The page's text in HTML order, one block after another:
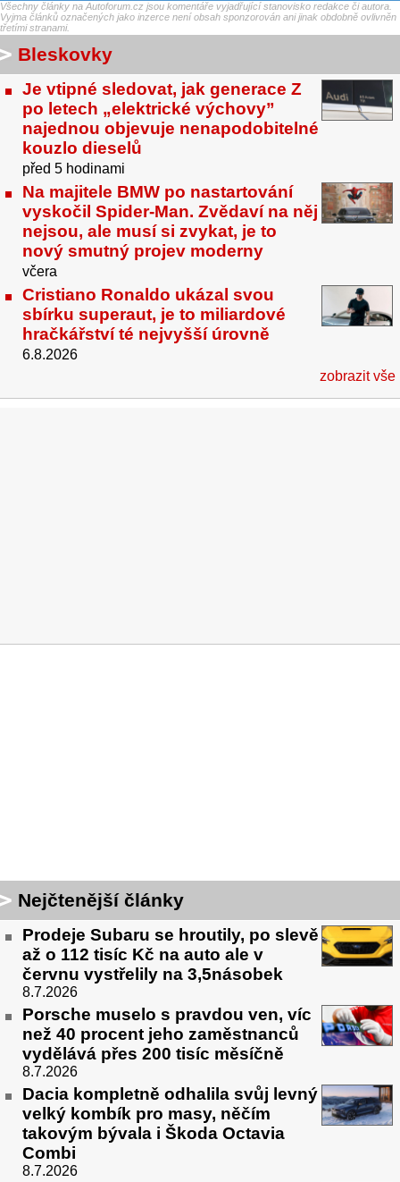
Všechny články na Autoforum.cz jsou komentáře vyjadřující stanovisko redakce či autora.
Vyjma článků označených jako inzerce není obsah sponzorován ani jinak obdobně ovlivněn
třetími stranami.
Bleskovky
Je vtipné sledovat, jak generace Z
po letech „elektrické výchovy”
najednou objevuje nenapodobitelné
kouzlo dieselů
před 5 hodinami
Na majitele BMW po nastartování
vyskočil Spider-Man. Zvědaví na něj
nejsou, ale musí si zvykat, je to
nový smutný projev moderny
včera
Cristiano Ronaldo ukázal svou
sbírku superaut, je to miliardové
hračkářství té nejvyšší úrovně
6.8.2026
zobrazit vše
Nejčtenější články
Prodeje Subaru se hroutily, po slevě
až o 112 tisíc Kč na auto ale v
červnu vystřelily na 3,5násobek
8.7.2026
Porsche muselo s pravdou ven, víc
než 40 procent jeho zaměstnanců
vydělává přes 200 tisíc měsíčně
8.7.2026
Dacia kompletně odhalila svůj levný
velký kombík pro masy, něčím
takovým bývala i Škoda Octavia
Combi
8.7.2026